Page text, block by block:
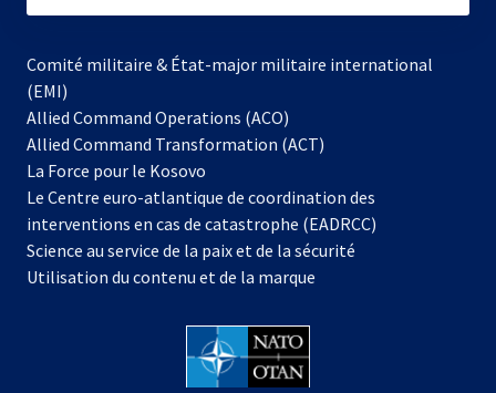
Comité militaire & État-major militaire international
(EMI)
Allied Command Operations (ACO)
Allied Command Transformation (ACT)
La Force pour le Kosovo
dans
un
nouvel
onglet
Le Centre euro-atlantique de coordination des
interventions en cas de catastrophe (EADRCC)
Science au service de la paix et de la sécurité
Utilisation du contenu et de la marque